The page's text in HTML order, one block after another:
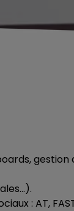
gestion
: AT,